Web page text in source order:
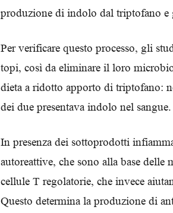
produzione di indolo dal triptofano e
Per verificare questo processo, gli
topi, così da eliminare il loro
dieta a ridotto apporto di triptofano:
dei due presentava indolo nel sangue.
In presenza dei sottoprodotti
autoreattive, che sono alla base
cellule T regolatorie, che invece
Questo determina la produzione di